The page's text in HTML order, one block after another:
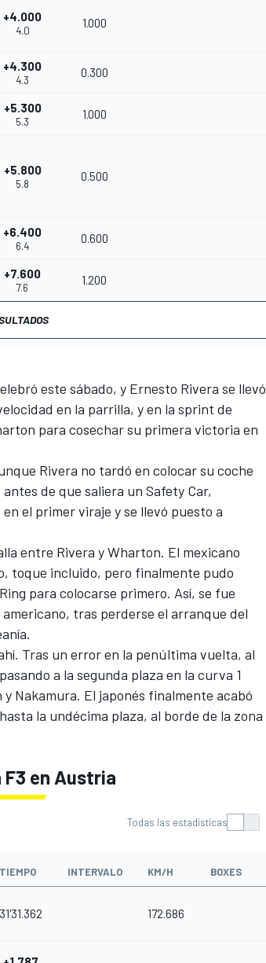
+4.000
4.0
1.000
+4.300
4.3
0.300
+5.300
5.3
1.000
+5.800
5.8
0.500
+6.400
6.4
0.600
+7.600
7.6
1.200
este sábado, y Ernesto Rivera se llevó
en la parrilla, y en la sprint de
para cosechar su primera victoria en
Rivera no tardó en colocar su coche
de que saliera un Safety Car,
el primer viraje y se llevó puesto a
entre Rivera y Wharton. El mexicano
toque incluido, pero finalmente pudo
para colocarse primero. Así, se fue
tras perderse el arranque del
Tras un error en la penúltima vuelta, al
a la segunda plaza en la curva 1
Nakamura. El japonés finalmente acabó
la undécima plaza, al borde de la zona
en Austria
Todas las estadísticas
TIEMPO INTERVALO KM/H BOXES
31'31.362 172.686